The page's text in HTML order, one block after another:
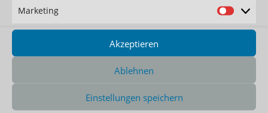
Marketing
Akzeptieren
Ablehnen
Einstellungen speichern